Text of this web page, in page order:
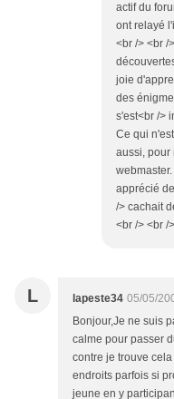
actif du
ont relayé
<br /> <br /
joie
des
s'est<br />
Ce qui
aussi, pour
apprécié
/> cachait
<br /> <br /
L lapeste34 05/05/
Bonjour,Je ne suis
calme pour passer
contre je trouve
endroits parfois si
jeune en y